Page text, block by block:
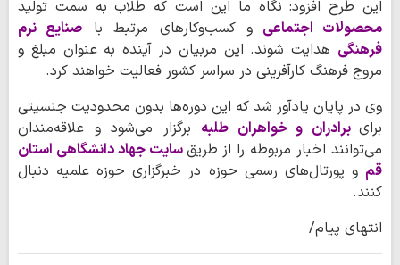
این طرح افزود: نگاه ما این است که طلاب به سمت تولید
محصولات اجتماعی و کسب‌وکارهای مرتبط با صنایع نرم
فرهنگی هدایت شوند. این مربیان در آینده به عنوان مبلغ و
مروج فرهنگ کارآفرینی در سراسر کشور فعالیت خواهند کرد.
وی در پایان یادآور شد که این دوره‌ها بدون محدودیت جنسیتی
برای برادران و خواهران طلبه برگزار می‌شود و علاقه‌مندان
می‌توانند اخبار مربوطه را از طریقسایت جهاد دانشگاهی استان
قم و پورتال‌های رسمی حوزه در خبرگزاری حوزه علمیه دنبال
کنند.
انتهای پیام/